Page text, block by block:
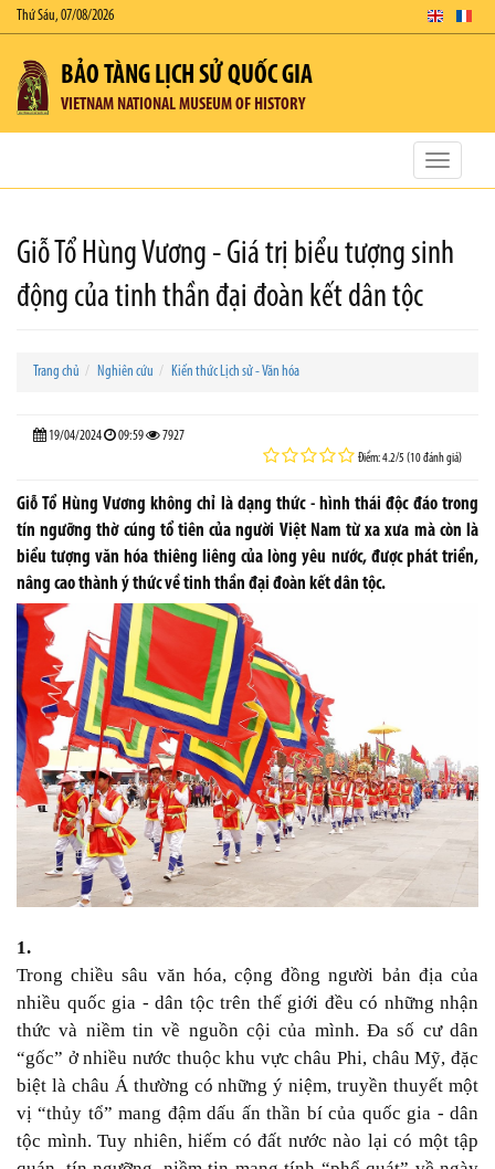
Thứ Sáu, 07/08/2026
BẢO TÀNG LỊCH SỬ QUỐC GIA
VIETNAM NATIONAL MUSEUM OF HISTORY
Toggle
Giỗ Tổ Hùng Vương - Giá trị biểu tượng sinh
động của tinh thần đại đoàn kết dân tộc
Trang chủ Nghiên cứu Kiến thức Lịch sử - Văn hóa
19/04/2024 09:59 7927
Điểm: 4.2/5 (10 đánh giá)
Giỗ Tổ Hùng Vương không chỉ là dạng thức - hình thái độc đáo trong
tín ngưỡng thờ cúng tổ tiên của người Việt Nam từ xa xưa mà còn là
biểu tượng văn hóa thiêng liêng của lòng yêu nước, được phát triển,
nâng cao thành ý thức về tinh thần đại đoàn kết dân tộc.
1.
Trong chiều sâu văn hóa, cộng đồng người bản địa của
nhiều quốc gia - dân tộc trên thế giới đều có những nhận
thức và niềm tin về nguồn cội của mình. Đa số cư dân
“gốc” ở nhiều nước thuộc khu vực châu Phi, châu Mỹ, đặc
biệt là châu Á thường có những ý niệm, truyền thuyết một
vị “thủy tổ” mang đậm dấu ấn thần bí của quốc gia - dân
tộc mình. Tuy nhiên, hiếm có đất nước nào lại có một tập